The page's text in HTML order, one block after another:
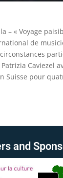
– « Voyage
de
Caviezel
Suisse pour
and